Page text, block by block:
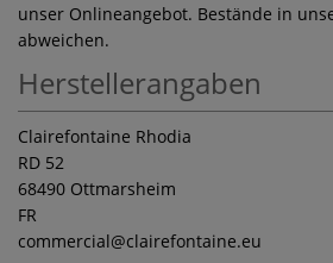
unser Onlineangebot. Bestände in
abweichen.
Herstellerangaben
Clairefontaine Rhodia
RD 52
68490 Ottmarsheim
FR
commercial@clairefontaine.eu